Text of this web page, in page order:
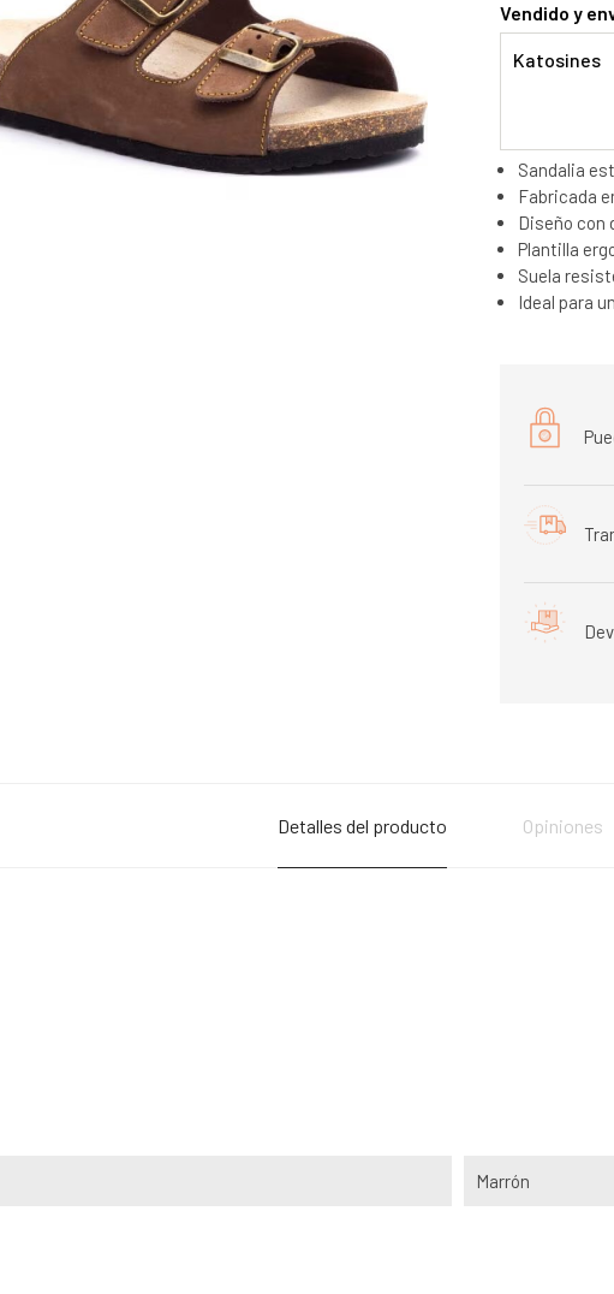
Vendido y
Katosines
Sandalia
Fabricada
Diseño con
Plantilla
Suela
Ideal para
Detalles del producto Opiniones
Marrón